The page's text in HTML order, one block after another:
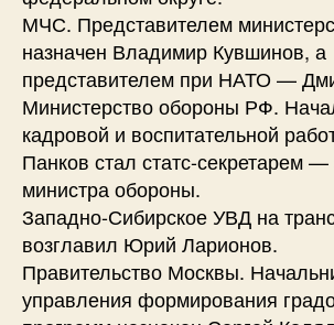
МЧС. Представителем
назначен Владимир Кувшинов, а
представителем при НАТО —
Министерство обороны РФ.
кадровой и воспитательной
Панков стал статс-секретарем
министра обороны.
Западно-Сибирское УВД на
возглавил Юрий Ларионов.
Правительство Москвы.
управления формирования